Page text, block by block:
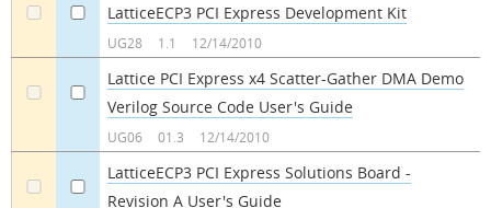
LatticeECP3 PCI Express Development Kit
UG28 1.1 12/14/2010
Lattice PCI Express x4 Scatter-Gather DMA Demo
Verilog Source Code User's Guide
UG06 01.3 12/14/2010
LatticeECP3 PCI Express Solutions Board -
Revision A User's Guide